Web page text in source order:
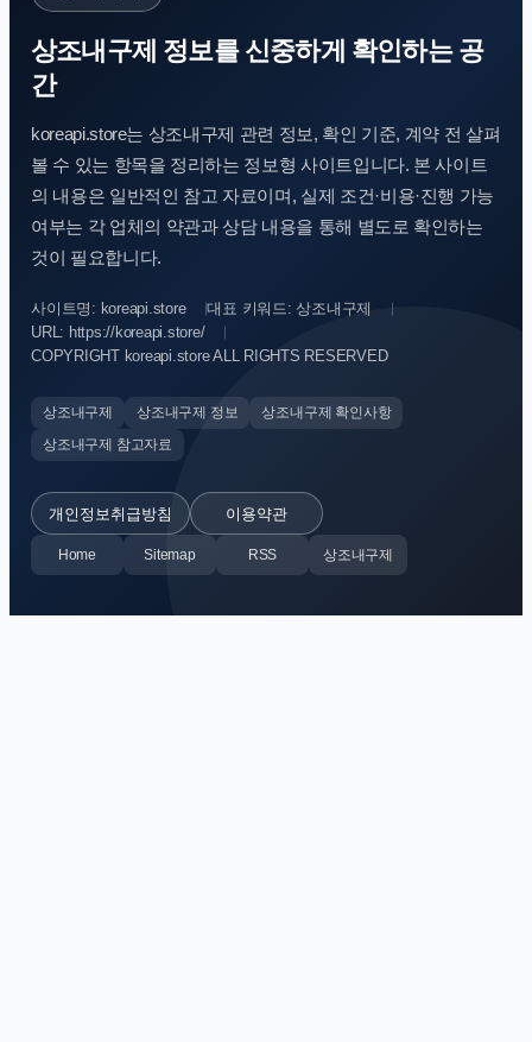
상조내구제 정보를 신중하게 확인하는 공
간
koreapi.store는 상조내구제 관련 정보, 확인 기준, 계약 전 살펴
볼 수 있는 항목을 정리하는 정보형 사이트입니다. 본 사이트
의 내용은 일반적인 참고 자료이며, 실제 조건·비용·진행 가능
여부는 각 업체의 약관과 상담 내용을 통해 별도로 확인하는
것이 필요합니다.
사이트명: koreapi.store
대표 키워드: 상조내구제
URL: https://koreapi.store/
COPYRIGHT koreapi.store ALL RIGHTS RESERVED
상조내구제 상조내구제 정보
상조내구제 확인사항
상조내구제 참고자료
개인정보취급방침 이용약관
Home Sitemap RSS 상조내구제